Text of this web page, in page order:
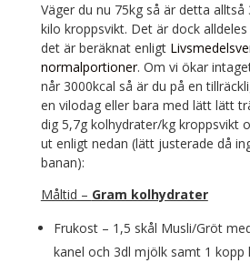
Väger du nu 75kg så är detta
kilo kroppsvikt. Det är dock
det är beräknat enligt
normalportioner. Om vi ökar
når 3000kcal så är du på en
en vilodag eller bara med lätt lätt
dig 5,7g kolhydrater/kg kroppsvikt
ut enligt nedan (lätt justerade då
banan):
Måltid – Gram kolhydrater
Frukost– 1,5 skål Musli/Gröt
kanel och 3dl mjölk samt 1 kopp